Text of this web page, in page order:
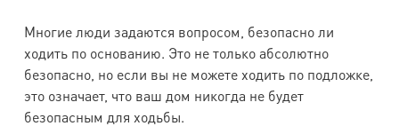
Многие люди задаются вопросом, безопасно ли
ходить по основанию. Это не только абсолютно
безопасно, но если вы не можете ходить по подложке,
это означает, что ваш дом никогда не будет
безопасным для ходьбы.